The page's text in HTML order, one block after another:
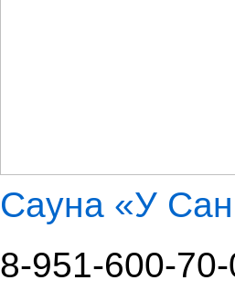
Сауна «У
8-951-600-